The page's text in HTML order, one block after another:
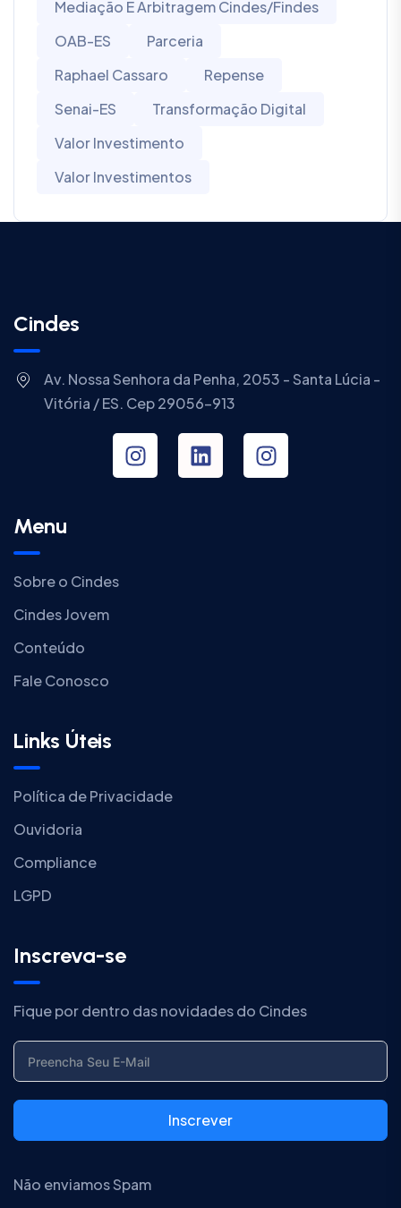
Mediação E Arbitragem Cindes/Findes
OAB-ES
Parceria
Raphael Cassaro
Repense
Senai-ES
Transformação Digital
Valor Investimento
Valor Investimentos
Cindes
Av. Nossa Senhora da Penha, 2053 - Santa Lúcia -
Vitória / ES. Cep 29056-913
Menu
Sobre o Cindes
Cindes Jovem
Conteúdo
Fale Conosco
Links Úteis
Política de Privacidade
Ouvidoria
Compliance
LGPD
Inscreva-se
Fique por dentro das novidades do Cindes
Inscrever
Não enviamos Spam